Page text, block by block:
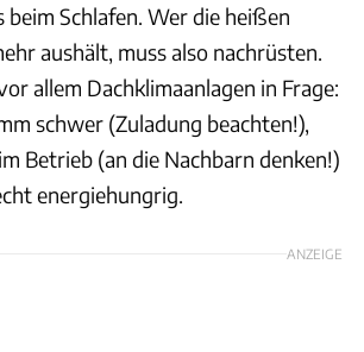
beim Schlafen. Wer die heißen
aushält, muss also nachrüsten.
allem Dachklimaanlagen in Frage:
schwer (Zuladung beachten!),
Betrieb (an die Nachbarn denken!)
energiehungrig.
ANZEIGE